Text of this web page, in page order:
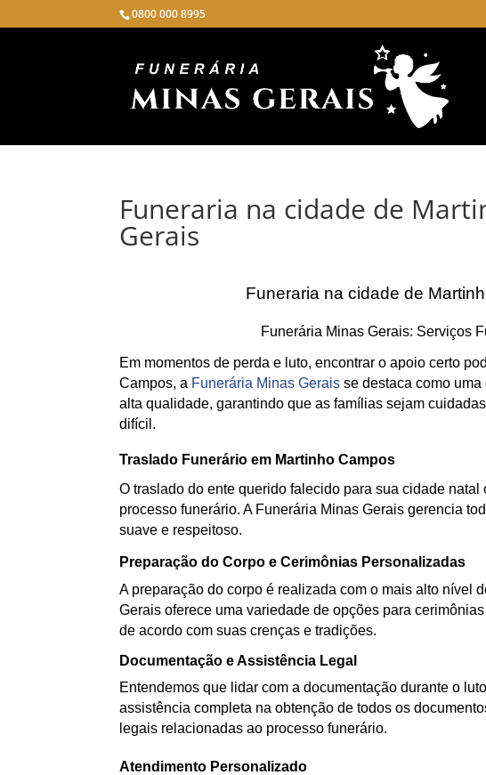
0800 000 8995
Funeraria na cidade de
Gerais
Funeraria na cidade de
Funerária Minas Gerais: Serviços
Em momentos de perda e luto, encontrar o apoio certo
Campos, a Funerária Minas Gerais se destaca como
alta qualidade, garantindo que as famílias sejam
difícil.
Traslado Funerário em Martinho Campos
O traslado do ente querido falecido para sua cidade
processo funerário. A Funerária Minas Gerais gerencia
suave e respeitoso.
Preparação do Corpo e Cerimônias Personalizadas
A preparação do corpo é realizada com o mais alto nível
Gerais oferece uma variedade de opções para
de acordo com suas crenças e tradições.
Documentação e Assistência Legal
Entendemos que lidar com a documentação durante o
assistência completa na obtenção de todos os
legais relacionadas ao processo funerário.
Atendimento Personalizado